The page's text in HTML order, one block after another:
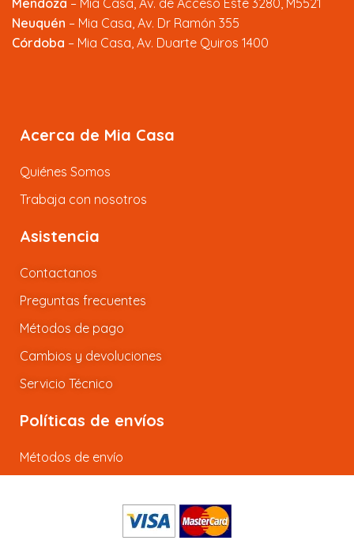
Mendoza – Mia Casa, Av. de Acceso Este 3280, M5521
Neuquén – Mia Casa, Av. Dr Ramón 355
Córdoba – Mia Casa, Av. Duarte Quiros 1400
Acerca de Mia Casa
Quiénes Somos
Trabaja con nosotros
Asistencia
Contactanos
Preguntas frecuentes
Métodos de pago
Cambios y devoluciones
Servicio Técnico
Políticas de envíos
Métodos de envío